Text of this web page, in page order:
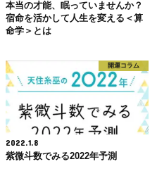
本当の才能、眠っていませんか？
宿命を活かして人生を変える＜算
命学＞とは
開運コラム
2022.1.8
紫微斗数でみる2022年予測